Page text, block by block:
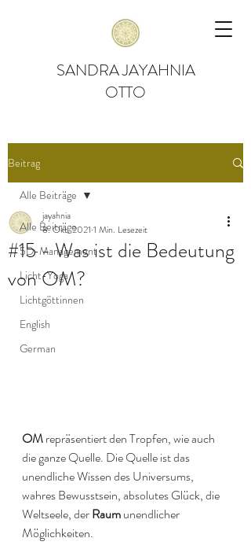
SANDRA JAYAHNIA
OTTO
Beitrag
Alle Beiträge
5D-Management
Licht-Yoga
Lichtgöttinnen
English
German
Alle Beiträge
#15 - Was ist die Bedeutung
von OM?
jayahnia
8. Okt. 2021 1 Min. Lesezeit
OM repräsentiert den Tropfen, wie auch
die ganze Quelle. Die Quelle ist das
unendliche Wissen des Universums,
wahres Bewusstsein, absolutes Glück, die
Weltseele, der Raum unendlicher
Möglichkeiten.